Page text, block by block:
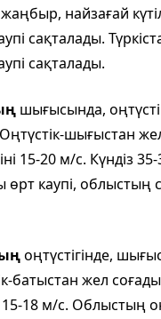
найзағай
сақталады.
сақталады.
шығысында,
Оңтүстік-шығыстан
15-20 м/с. Күндіз
каупі, облыстың
оңтүстігінде,
батыстан жел
18 м/с. Облыстың